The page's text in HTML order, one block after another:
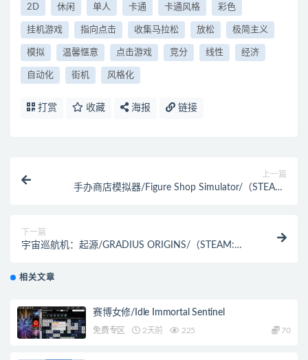
2D 休闲 单人 卡通 卡通风格 彩色
挂机游戏 指向点击 收集马拉松 放松 极简主义
模拟 温馨惬意 点击游戏 竞分 线性 经济
自动化 街机 风格化
打赏 收藏 海报 链接
上一篇
手办商店模拟器/Figure Shop Simulator/（STEAM:
下一篇
宇宙巡航机：起源/GRADIUS ORIGINS/（STEAM:
相关文章
赛博女修/Idle Immortal Sentinel
免费专区 2天前 225 70